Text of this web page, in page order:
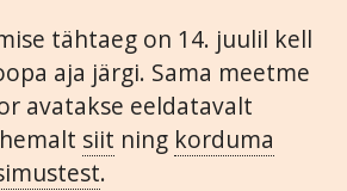
tähtaeg on 14. juulil kell
aja järgi. Sama meetme
avatakse eeldatavalt
siit ning korduma
.